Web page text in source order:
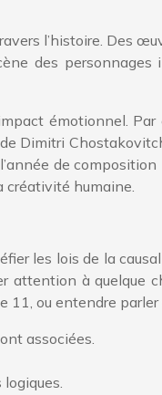
l’histoire. Des
des
émotionnel. Par
Dimitri
de
créativité humaine.
les lois de la
à quelque
ou entendre
associées.